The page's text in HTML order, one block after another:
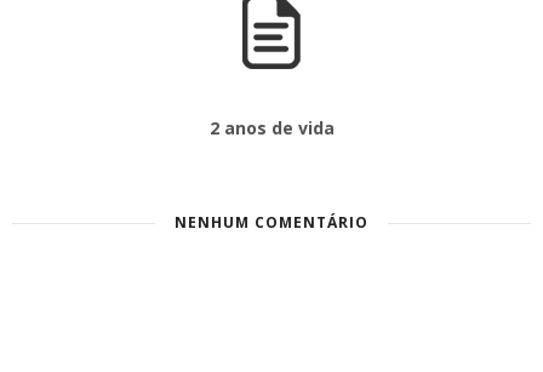
2 anos de vida
NENHUM COMENTÁRIO